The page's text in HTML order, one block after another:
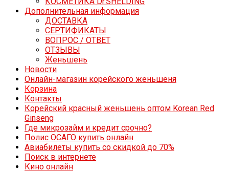
Дополнительная информация
ДОСТАВКА
СЕРТИФИКАТЫ
ВОПРОС / ОТВЕТ
ОТЗЫВЫ
Женьшень
Новости
Онлайн-магазин корейского женьшеня
Корзина
Контакты
Корейский красный женьшень оптом Korean Red
Ginseng
Где микрозайм и кредит срочно?
Полис ОСАГО купить онлайн
Авиабилеты купить со скидкой до 70%
Поиск в интернете
Кино онлайн